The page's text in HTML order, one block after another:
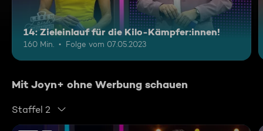
14: Zieleinlauf für die Kilo-Kämpfer:innen!
160 Min. Folge vom 07.05.2023
Mit Joyn+ ohne Werbung schauen
Staffel 2